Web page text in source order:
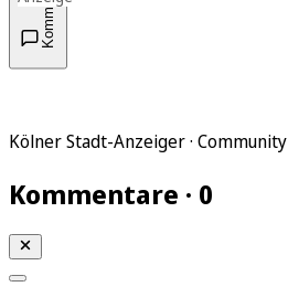
Kölner Stadt-Anzeiger · Community
Kommentare · 0